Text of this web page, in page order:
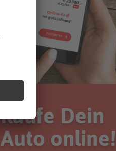
Kaufe Dein
Auto online!